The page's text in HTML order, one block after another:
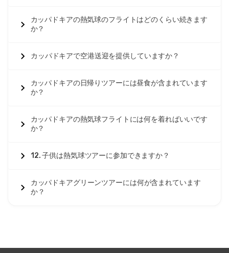
カッパドキアの熱気球のフライトはどのくらい続きます
か？
カッパドキアで空港送迎を提供していますか？
カッパドキアの日帰りツアーには昼食が含まれています
か？
カッパドキアの熱気球フライトには何を着ればいいです
か？
12. 子供は熱気球ツアーに参加できますか？
カッパドキアグリーンツアーには何が含まれています
か？